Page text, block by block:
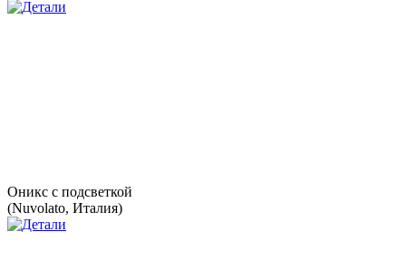
Оникс с подсветкой
(Nuvolato, Италия)